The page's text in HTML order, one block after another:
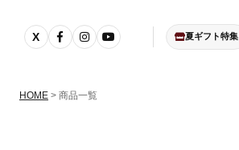
夏ギフト特集
HOME > 商品一覧